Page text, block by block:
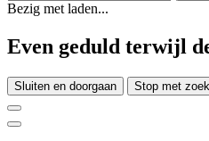
Bezig met laden...
Even geduld terwijl
Sluiten en doorgaan Stop met